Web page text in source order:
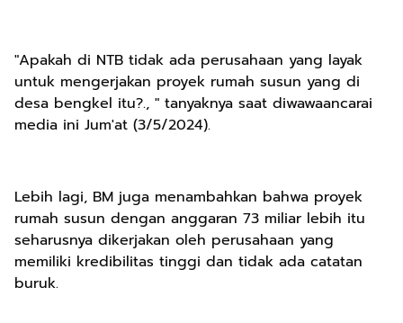
"Apakah di NTB tidak ada perusahaan yang layak
untuk mengerjakan proyek rumah susun yang di
desa bengkel itu?., " tanyaknya saat diwawaancarai
media ini Jum'at (3/5/2024).
Lebih lagi, BM juga menambahkan bahwa proyek
rumah susun dengan anggaran 73 miliar lebih itu
seharusnya dikerjakan oleh perusahaan yang
memiliki kredibilitas tinggi dan tidak ada catatan
buruk.